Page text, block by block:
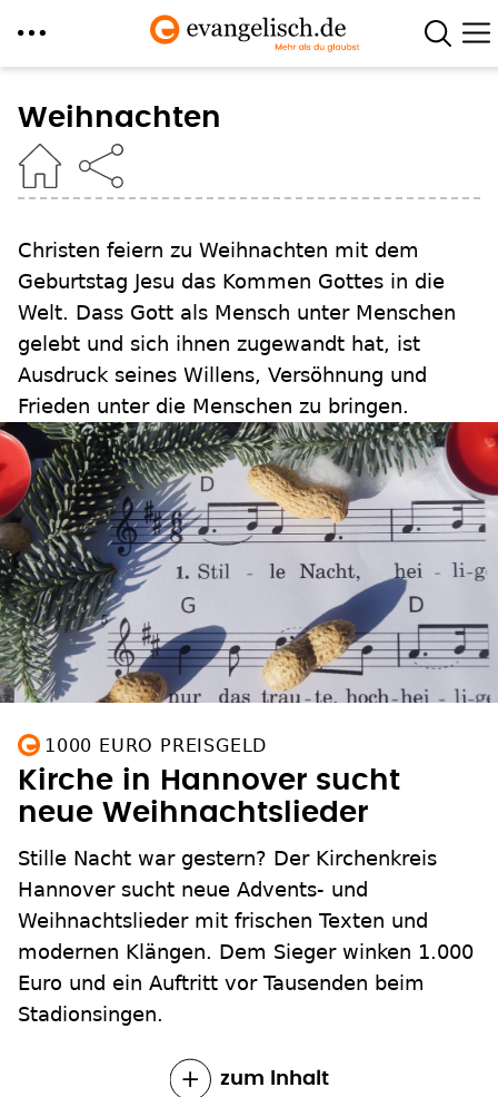
zum
Inhalt
Weihnachten
Christen feiern zu Weihnachten mit dem
Geburtstag Jesu das Kommen Gottes in die
Welt. Dass Gott als Mensch unter Menschen
gelebt und sich ihnen zugewandt hat, ist
Ausdruck seines Willens, Versöhnung und
Frieden unter die Menschen zu bringen.
1000 EURO PREISGELD
Kirche in Hannover sucht
neue Weihnachtslieder
Stille Nacht war gestern? Der Kirchenkreis
Hannover sucht neue Advents- und
Weihnachtslieder mit frischen Texten und
modernen Klängen. Dem Sieger winken 1.000
Euro und ein Auftritt vor Tausenden beim
Stadionsingen.
zum Inhalt